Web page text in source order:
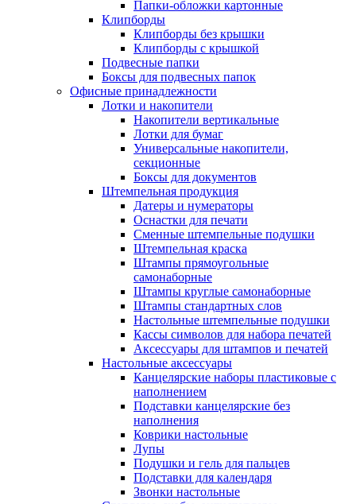
Папки-обложки картонные
Клипборды
Клипборды без крышки
Клипборды с крышкой
Подвесные папки
Боксы для подвесных папок
Офисные принадлежности
Лотки и накопители
Накопители вертикальные
Лотки для бумаг
Универсальные накопители,
секционные
Боксы для документов
Штемпельная продукция
Датеры и нумераторы
Оснастки для печати
Сменные штемпельные подушки
Штемпельная краска
Штампы прямоугольные
самонаборные
Штампы круглые самонаборные
Штампы стандартных слов
Настольные штемпельные подушки
Кассы символов для набора печатей
Аксессуары для штампов и печатей
Настольные аксессуары
Канцелярские наборы пластиковые с
наполнением
Подставки канцелярские без
наполнения
Коврики настольные
Лупы
Подушки и гель для пальцев
Подставки для календаря
Звонки настольные